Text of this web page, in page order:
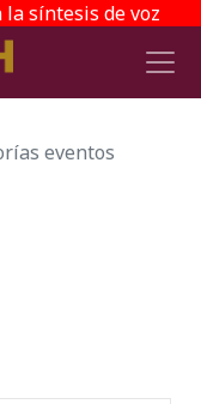
síntesis de voz
eventos